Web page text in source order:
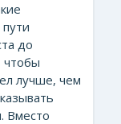
до
чтобы
лучше, чем
Вместо